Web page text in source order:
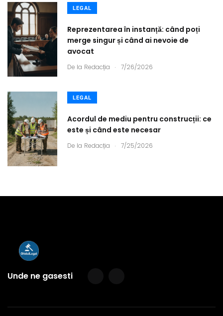
LEGAL
Reprezentarea în instanță: când poți
merge singur și când ai nevoie de
avocat
De la Redacția . 7/26/2026
LEGAL
Acordul de mediu pentru construcții: ce
este și când este necesar
De la Redacția . 7/25/2026
Unde ne gasesti